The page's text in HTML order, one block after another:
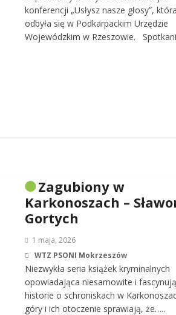
konferencji „Usłysz nasze głosy”, która
odbyła się w Podkarpackim Urzędzie
Wojewódzkim w Rzeszowie.
Zagubiony w
Karkonoszach –
Gortych
1 maja, 2026
WTZ PSONI Mokrzeszów
Niezwykła seria książek kryminalnych
opowiadająca niesamowite i
historie o schroniskach w
góry i ich otoczenie sprawiają, że…..